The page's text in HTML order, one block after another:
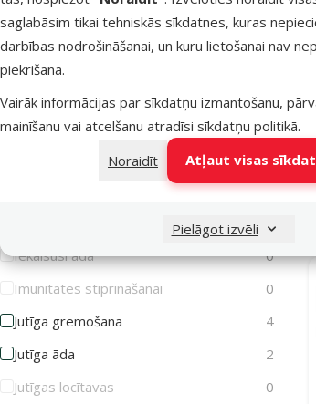
saglabāsim tikai tehniskās sīkdatnes, kuras
darbības nodrošināšanai, un kuru lietošanai nav
piekrišana.
Vairāk informācijas par sīkdatņu izmantošanu,
mainīšanu vai atcelšanu atradīsi sīkdatņu politikā.
Noraidīt
Atļaut visas
Pielāgot izvēli
Apmatojuma kamoli kuņģī
0
Atveseļošanās periodam
Cistīts
0
3
0
Gremošanas sistēmas atbalstam
4
Iekaisusi āda
0
Imunitātes stiprināšanai
0
Jutīga gremošana
4
Jutīga āda
2
Jutīgas locītavas
0